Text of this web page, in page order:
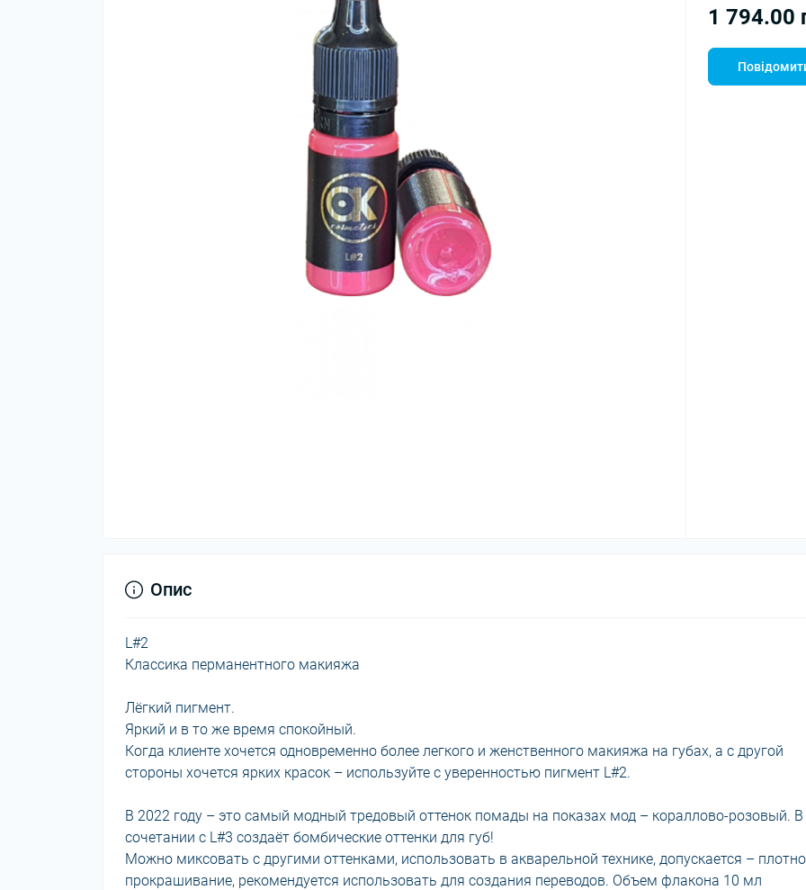
1 794.00
Опис
L#2
Классика перманентного макияжа
Лёгкий пигмент.
Яркий и в то же время спокойный.
Когда клиенте хочется одновременно более легкого и женственного макияжа на губах, а с другой
стороны хочется ярких красок – используйте с уверенностью пигмент L#2.
В 2022 году – это самый модный тредовый оттенок помады на показах мод – кораллово-розовый. В
сочетании с L#3 создаёт бомбические оттенки для губ!
Можно миксовать с другими оттенками, использовать в акварельной технике, допускается –
прокрашивание, рекомендуется использовать для создания переводов. Объем флакона 10 мл